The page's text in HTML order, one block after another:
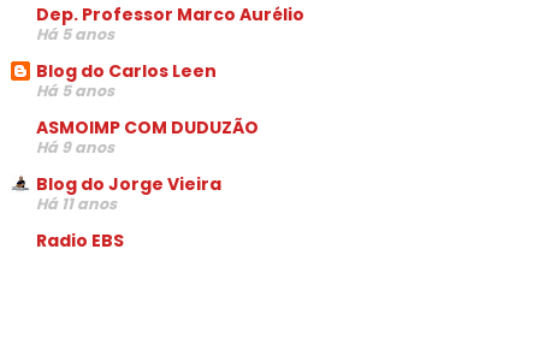
Dep. Professor Marco Aurélio
Há 5 anos
Blog do Carlos Leen
Há 5 anos
ASMOIMP COM DUDUZÃO
Há 9 anos
Blog do Jorge Vieira
Há 11 anos
Radio EBS